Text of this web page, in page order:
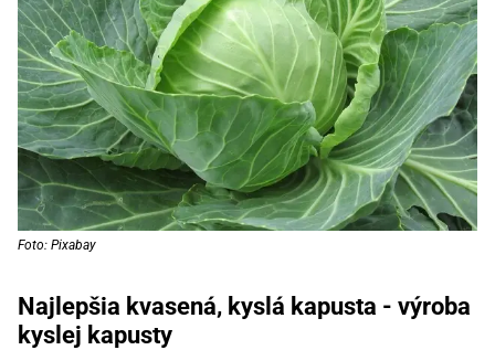
Foto: Pixabay
Najlepšia kvasená, kyslá kapusta - výroba
kyslej kapusty